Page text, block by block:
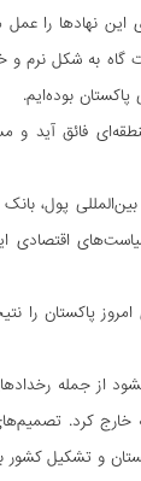
نهادها را عمل
گاه به شکل
بوده‌ایم.
فائق آید و
صندوق بین‌المللی
اقتصادی
پاکستان را
قانون اساسی مدونی بشود از
خارج کرد.